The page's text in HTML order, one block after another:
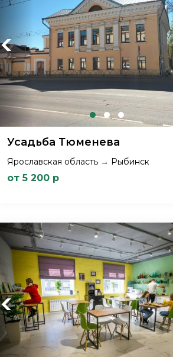
Previous
Усадьба Тюменева
Ярославская область → Рыбинск
от 5 200 р
Previous